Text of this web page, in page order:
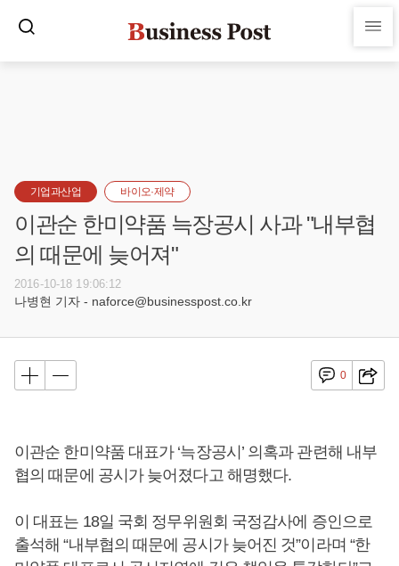
기업과산업 바이오·제약
이관순 한미약품 늑장공시 사과 "내부협
의 때문에 늦어져"
2016-10-18 19:06:12
나병현 기자 - naforce@businesspost.co.kr
0
이관순 한미약품 대표가 ‘늑장공시’ 의혹과 관련해 내부
협의 때문에 공시가 늦어졌다고 해명했다.
이 대표는 18일 국회 정무위원회 국정감사에 증인으로
출석해 “내부협의 때문에 공시가 늦어진 것”이라며 “한